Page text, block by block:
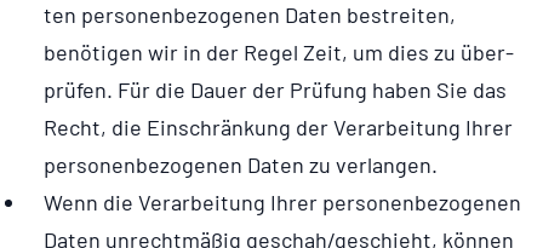
ten per­so­nen­be­zo­ge­nen Daten bestrei­ten,
benötigen wir in der Regel Zeit, um dies zu über­
prü­fen. Für die Dauer der Prüfung haben Sie das
Recht, die Ein­schrän­kung der Ver­ar­bei­tung Ihrer
per­so­nen­be­zo­ge­nen Daten zu verlangen.
Wenn die Ver­ar­bei­tung Ihrer per­so­nen­be­zo­ge­nen
Daten unrecht­mä­ßig geschah/geschieht, können